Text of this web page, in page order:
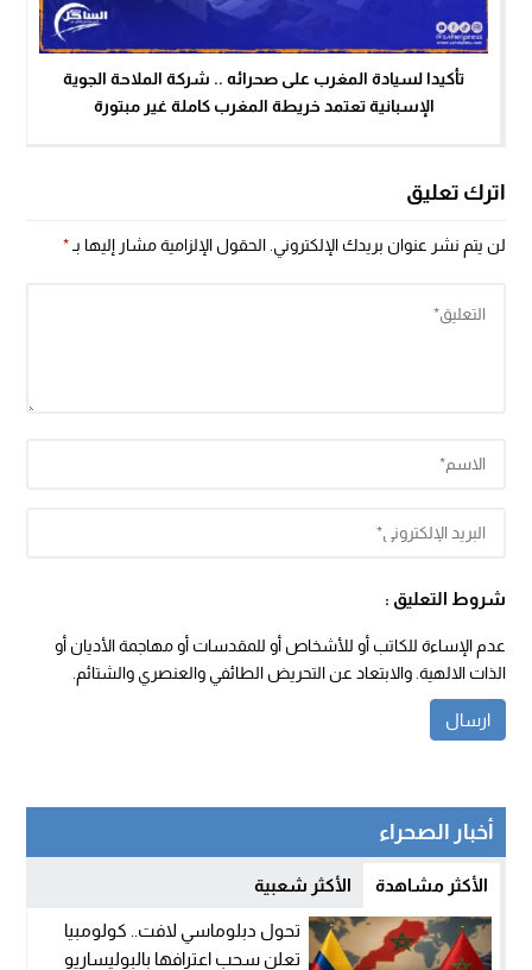
تأكيدا لسيادة المغرب على صحرائه .. شركة الملاحة الجوية
الإسبانية تعتمد خريطة المغرب كاملة غير مبتورة
اترك تعليق
لن يتم نشر عنوان بريدك الإلكتروني. الحقول الإلزامية مشار إليها بـ*
شروط التعليق :
عدم الإساءة للكاتب أو للأشخاص أو للمقدسات أو مهاجمة الأديان أو
الذات الالهية. والابتعاد عن التحريض الطائفي والعنصري والشتائم.
أخبار الصحراء
الأكثر مشاهدة الأكثر شعبية
تحول دبلوماسي لافت.. كولومبيا
تعلن سحب اعترافها بالبوليساريو